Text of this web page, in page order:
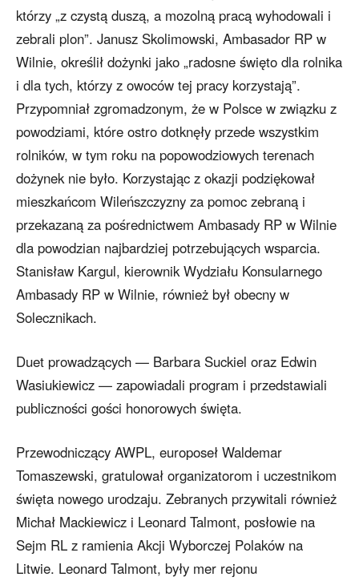
którzy „z czystą duszą, a mozolną pracą wyhodowali i
zebrali plon”. Janusz Skolimowski, Ambasador RP w
Wilnie, określił dożynki jako „radosne święto dla rolnika
i dla tych, którzy z owoców tej pracy korzystają”.
Przypomniał zgromadzonym, że w Polsce w związku z
powodziami, które ostro dotknęły przede wszystkim
rolników, w tym roku na popowodziowych terenach
dożynek nie było. Korzystając z okazji podziękował
mieszkańcom Wileńszczyzny za pomoc zebraną i
przekazaną za pośrednictwem Ambasady RP w Wilnie
dla powodzian najbardziej potrzebujących wsparcia.
Stanisław Kargul, kierownik Wydziału Konsularnego
Ambasady RP w Wilnie, również był obecny w
Solecznikach.
Duet prowadzących — Barbara Suckiel oraz Edwin
Wasiukiewicz — zapowiadali program i przedstawiali
publiczności gości honorowych święta.
Przewodniczący AWPL, europoseł Waldemar
Tomaszewski, gratulował organizatorom i uczestnikom
święta nowego urodzaju. Zebranych przywitali również
Michał Mackiewicz i Leonard Talmont, posłowie na
Sejm RL z ramienia Akcji Wyborczej Polaków na
Litwie. Leonard Talmont, były mer rejonu